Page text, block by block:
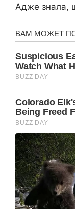
Адже знала,